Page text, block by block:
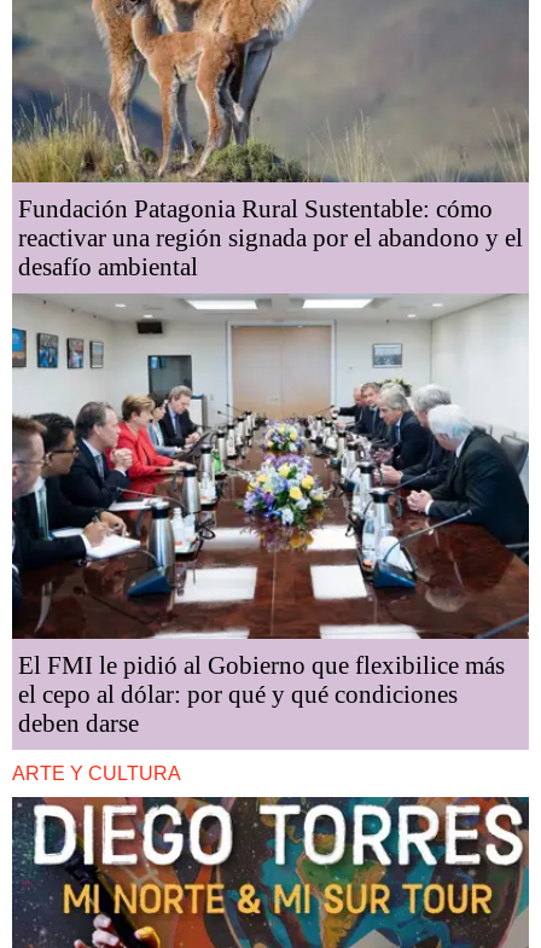
Fundación Patagonia Rural Sustentable: cómo
reactivar una región signada por el abandono y el
desafío ambiental
El FMI le pidió al Gobierno que flexibilice más
el cepo al dólar: por qué y qué condiciones
deben darse
ARTE Y CULTURA